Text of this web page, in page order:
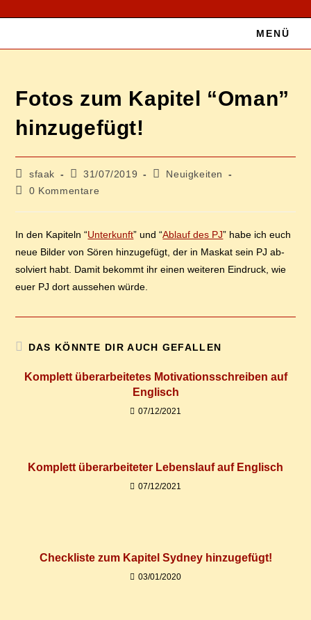
MENÜ
Fo­tos zum Ka­pi­tel “Oman”
hinzugefügt!
Beitrags-
Autor:
sfaak
Beitrag
veröffentlicht:
31/07/2019
Beitrags-
Neuigkeiten
Beitrags-
0 Kommentare
In den Ka­pi­teln “Un­ter­kunft” und “Ab­lauf des PJ” ha­be ich euch
neue Bil­der von Sö­ren hin­zu­ge­fügt, der in Mas­kat sein PJ ab­
sol­viert habt. Da­mit be­kommt ihr ei­nen wei­te­ren Ein­druck, wie
eu­er PJ dort aus­se­hen würde.
DAS KÖNNTE DIR AUCH GEFALLEN
Kom­plett über­ar­bei­te­tes Mo­ti­va­ti­ons­schrei­ben auf
Englisch
07/12/2021
Kom­plett über­ar­bei­te­ter Le­bens­lauf auf Englisch
07/12/2021
Check­lis­te zum Ka­pi­tel Syd­ney hinzugefügt!
03/01/2020